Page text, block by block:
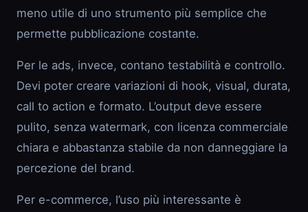
meno utile di uno strumento più semplice che
permette pubblicazione costante.
Per le ads, invece, contano testabilità e controllo.
Devi poter creare variazioni di hook, visual, durata,
call to action e formato. L’output deve essere
pulito, senza watermark, con licenza commerciale
chiara e abbastanza stabile da non danneggiare la
percezione del brand.
Per e-commerce, l’uso più interessante è